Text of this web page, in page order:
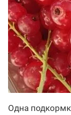
Одна